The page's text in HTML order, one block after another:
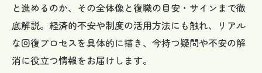
と進めるのか、その全体像と復職の目安・サインまで徹
底解説。経済的不安や制度の活用方法にも触れ、リアル
な回復プロセスを具体的に描き、今持つ疑問や不安の解
消に役立つ情報をお届けします。